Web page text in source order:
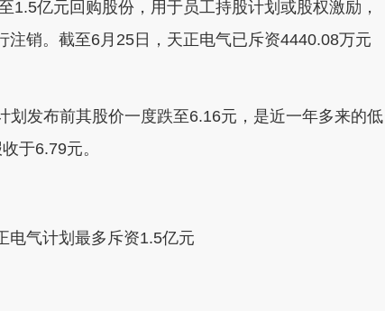
1.5亿元回购股份，用于员工持股计划或股权激励，
注销。截至6月25日，天正电气已斥资4440.08万元
发布前其股价一度跌至6.16元，是近一年多来的低
于6.79元。
电气计划最多斥资1.5亿元